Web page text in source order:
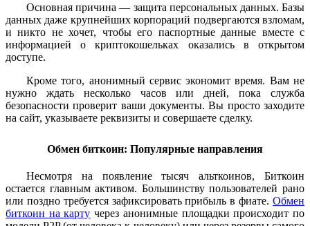
Основная причина — защита персональных данных. Базы
данных даже крупнейших корпораций подвергаются взломам,
и никто не хочет, чтобы его паспортные данные вместе с
информацией о криптокошельках оказались в открытом
доступе.
Кроме того, анонимный сервис экономит время. Вам не
нужно ждать несколько часов или дней, пока служба
безопасности проверит ваши документы. Вы просто заходите
на сайт, указываете реквизиты и совершаете сделку.
Обмен биткоин: Популярные направления
Несмотря на появление тысяч альткоинов, Биткоин
остается главным активом. Большинству пользователей рано
или поздно требуется зафиксировать прибыль в фиате. Обмен
биткоин на карту через анонимные площадки происходит по